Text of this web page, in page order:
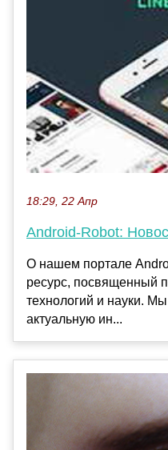
18:29, 22 Апр
Android-Robot:
О нашем портале
ресурс, посвященный
технологий и науки. Мы
актуальную ин...